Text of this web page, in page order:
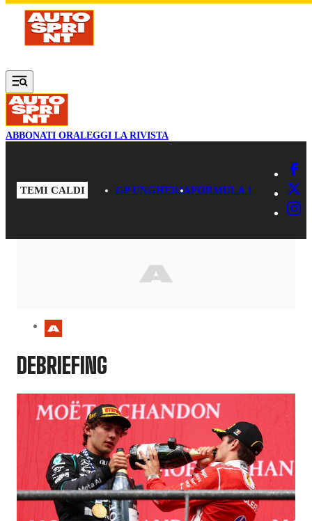
Vai al contenuto principale
ABBONATI ORALEGGI LA RIVISTA
TEMI CALDI GP UNGHERIAFORMULA 1
DEBRIEFING